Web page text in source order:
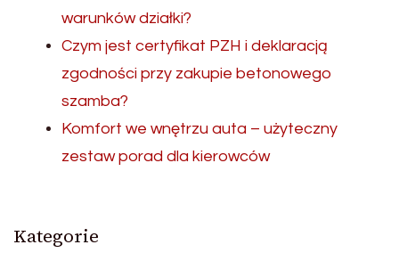
warunków działki?
Czym jest certyfikat PZH i deklaracją
zgodności przy zakupie betonowego
szamba?
Komfort we wnętrzu auta – użyteczny
zestaw porad dla kierowców
Kategorie